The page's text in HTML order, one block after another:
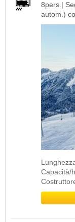
8pers.|
autom.)
Capacità/